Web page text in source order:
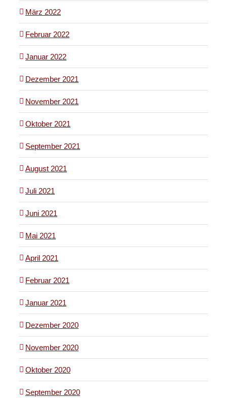
März 2022
Februar 2022
Januar 2022
Dezember 2021
November 2021
Oktober 2021
September 2021
August 2021
Juli 2021
Juni 2021
Mai 2021
April 2021
Februar 2021
Januar 2021
Dezember 2020
November 2020
Oktober 2020
September 2020